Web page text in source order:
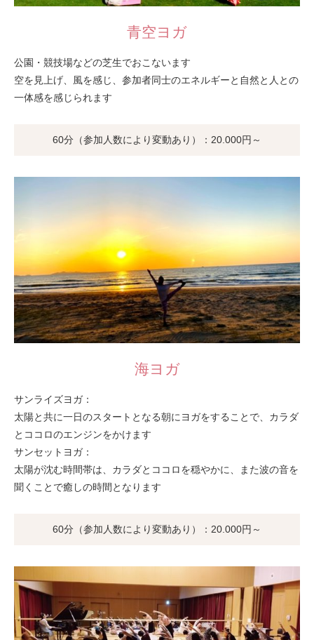
青空ヨガ
公園・競技場などの芝生でおこないます
空を見上げ、風を感じ、参加者同士のエネルギーと自然と人との
一体感を感じられます
60分（参加人数により変動あり）：20.000円～
海ヨガ
サンライズヨガ：
太陽と共に一日のスタートとなる朝にヨガをすることで、カラダ
とココロのエンジンをかけます
サンセットヨガ：
太陽が沈む時間帯は、カラダとココロを穏やかに、また波の音を
聞くことで癒しの時間となります
60分（参加人数により変動あり）：20.000円～